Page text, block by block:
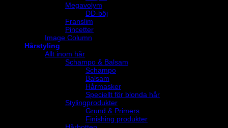
Megavolym
DD-böj
Franslim
Pincetter
Image Column
Hårstyling
Allt inom hår
Schampo & Balsam
Schampo
Balsam
Hårmasker
Speciellt för blonda hår
Stylingprodukter
Grund & Primers
Finishing produkter